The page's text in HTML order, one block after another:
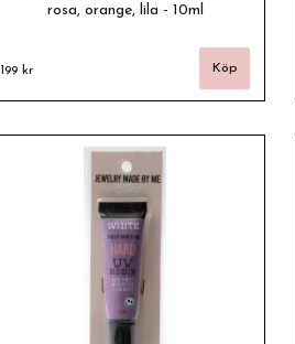
rosa, orange, lila - 10ml
199 kr